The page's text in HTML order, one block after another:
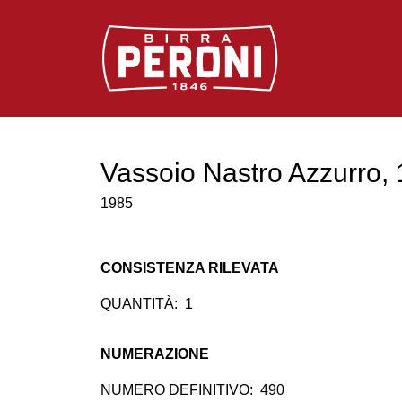
Logo Birra Peroni
Vassoio Nastro Azzurro,
1985
CONSISTENZA RILEVATA
QUANTITÀ: 1
NUMERAZIONE
NUMERO DEFINITIVO: 490